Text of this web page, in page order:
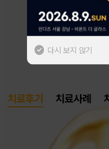
다시 보지 않기
네
카카
후기를
# 요
치료후기 치료사례